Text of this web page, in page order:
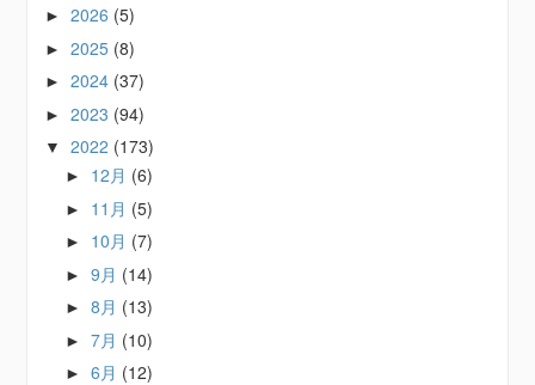
►2026 (5)
►2025 (8)
►2024 (37)
►2023 (94)
▼2022 (173)
► 12月 (6)
► 11月 (5)
► 10月 (7)
►9月 (14)
►8月 (13)
►7月 (10)
►6月 (12)